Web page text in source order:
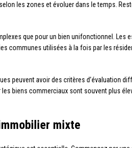
les zones et évoluer dans le temps.
que pour un bien unifonctionnel. Les
communes utilisées à la fois par les
peuvent avoir des critères d’évaluation
biens commerciaux sont souvent plus
mixte